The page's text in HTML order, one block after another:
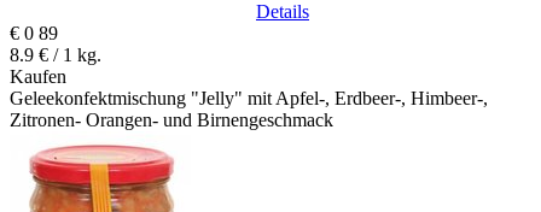
Details
€ 0 89
8.9 € / 1 kg.
Kaufen
Geleekonfektmischung "Jelly" mit Apfel-, Erdbeer-, Himbeer-,
Zitronen- Orangen- und Birnengeschmack